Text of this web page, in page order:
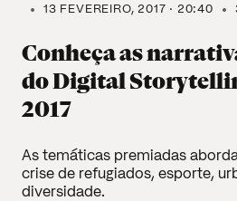
13 FEVEREIRO, 2017 · 20:40
Conheça as
do Digital
2017
As temáticas premiadas
crise de refugiados, esporte,
diversidade.